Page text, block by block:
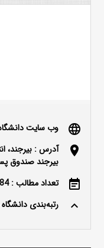
language وب سایت
location_on
آدرس : بیرجند،
بیرجند صندوق پستی:
event_note تعداد مطالب : 3684
keyboard_arrow_up رتبه‌بندی